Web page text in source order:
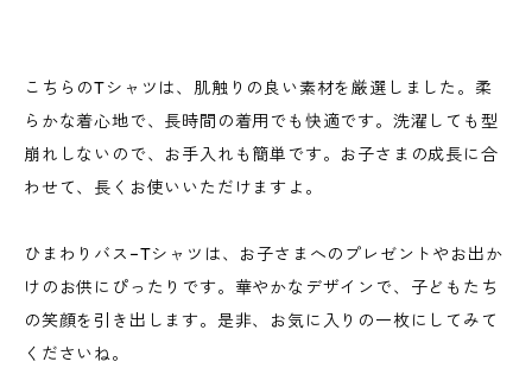
こちらのTシャツは、肌触りの良い素材を厳選しました。柔
らかな着心地で、長時間の着用でも快適です。洗濯しても型
崩れしないので、お手入れも簡単です。お子さまの成長に合
わせて、長くお使いいただけますよ。
ひまわりバス−Tシャツは、お子さまへのプレゼントやお出か
けのお供にぴったりです。華やかなデザインで、子どもたち
の笑顔を引き出します。是非、お気に入りの一枚にしてみて
くださいね。